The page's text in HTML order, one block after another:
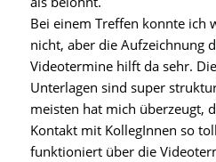
Bei einem Treffen konnte ich
nicht, aber die Aufzeichnung
Videotermine hilft da sehr. Die
Unterlagen sind super
meisten hat mich überzeugt,
Kontakt mit KollegInnen so toll
funktioniert über die